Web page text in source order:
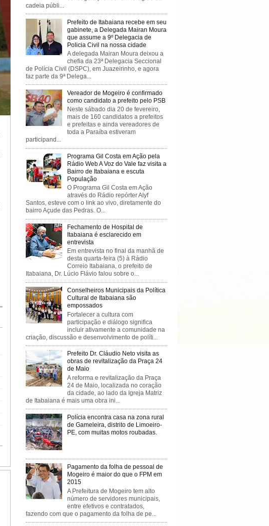
cadeia públi...
Prefeito de Itabaiana recebe em seu
gabinete, a Delegada Mairan Moura
que assume a 9º Delegacia de
Policia Civil na nossa cidade
A delegada Mairan Moura deixou a
chefia da 23ª Delegacia Seccional
de Polícia Civil (DSPC), em Juazeirinho, e agora
faz parte da 9ª Delega...
Vereador de Mogeiro é confirmado
como candidato a prefeito pelo PSB
Neste sábado dia 20 de fevereiro,
mais de 160 candidatos a prefeitos
e prefeitas e ainda vereadores de
toda a Paraíba estiveram
participand...
Programa Gil Costa em Ação pela
Rádio Web A Voz do Vale faz visita a
Bairro de Itabaiana e escuta
População
O Programa Gil Costa em Ação
através do Rádio repórter Alyf
Santos, esteve com o link ao vivo, diretamente do
bairro Açude das Pedras. O...
Fechamento de Hospital de
Itabaiana é esclarecido em
entrevista
Em entrevista no final da manhã de
desta quarta-feira (5) à Rádio
Correio Itabaiana, o prefeito de
Itabaiana, Dr. Lúcio Flávio falou sobre o...
Conselheiros Municipais da Política
Cultural de Itabaiana são
empossados
Fortalecer a cultura com
participação e diálogo significa
incluir ativamente a comunidade na
criação, discussão e desenvolvimento de políti...
Prefeito Dr. Cláudio Neto visita as
obras de revitalização da Praça 24
de Maio
A reforma e revitalização da Praça
24 de Maio, localizada no coração
da cidade, ao lado da Igreja Matriz
de Itabaiana é mais uma obra ini...
Polícia encontra casa na zona rural
de Gameleira, distrito de Limoeiro-
PE, com muitas motos roubadas.
Pagamento da folha de pessoal de
Mogeiro é maior do que o FPM em
2015
A Prefeitura de Mogeiro tem alto
número de servidores municipais,
entre efetivos e contratados,
fazendo com que o pagamento da folha de pe...